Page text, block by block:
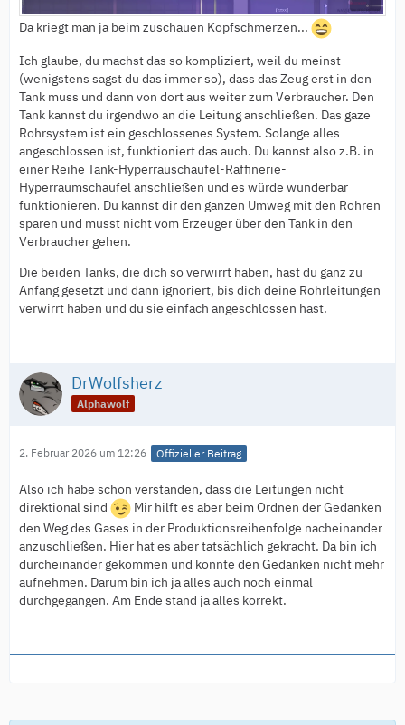
Da kriegt man ja beim zuschauen Kopfschmerzen...
Ich glaube, du machst das so kompliziert, weil du meinst
(wenigstens sagst du das immer so), dass das Zeug erst in den
Tank muss und dann von dort aus weiter zum Verbraucher. Den
Tank kannst du irgendwo an die Leitung anschließen. Das gaze
Rohrsystem ist ein geschlossenes System. Solange alles
angeschlossen ist, funktioniert das auch. Du kannst also z.B. in
einer Reihe Tank-Hyperrauschaufel-Raffinerie-
Hyperraumschaufel anschließen und es würde wunderbar
funktionieren. Du kannst dir den ganzen Umweg mit den Rohren
sparen und musst nicht vom Erzeuger über den Tank in den
Verbraucher gehen.
Die beiden Tanks, die dich so verwirrt haben, hast du ganz zu
Anfang gesetzt und dann ignoriert, bis dich deine Rohrleitungen
verwirrt haben und du sie einfach angeschlossen hast.
DrWolfsherz
Alphawolf
2. Februar 2026 um 12:26 Offizieller Beitrag
Also ich habe schon verstanden, dass die Leitungen nicht
direktional sind
Mir hilft es aber beim Ordnen der Gedanken
den Weg des Gases in der Produktionsreihenfolge nacheinander
anzuschließen. Hier hat es aber tatsächlich gekracht. Da bin ich
durcheinander gekommen und konnte den Gedanken nicht mehr
aufnehmen. Darum bin ich ja alles auch noch einmal
durchgegangen. Am Ende stand ja alles korrekt.